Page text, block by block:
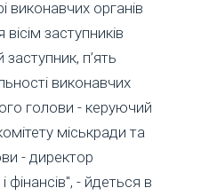
виконавчих органів
заступників
п’ять
виконавчих
голови - керуючий
міськради та
- директор
- йдеться в